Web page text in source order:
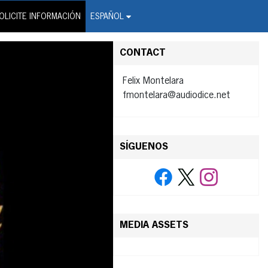
INFORMACIÓN ESPAÑOL
Wire Service
CONTACT
Felix Montelara
fmontelara@audiodice.net
SÍGUENOS
MEDIA ASSETS